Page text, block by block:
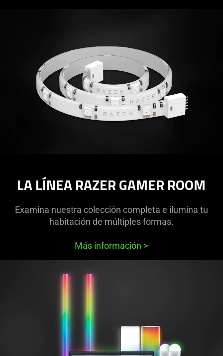
LA LÍNEA RAZER GAMER ROOM
Examina nuestra colección completa e ilumina tu
habitación de múltiples formas.
Más información >